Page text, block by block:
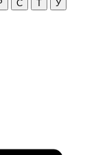
С Т У